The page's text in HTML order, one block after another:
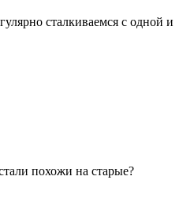
сталкиваемся с одной и
похожи на старые?